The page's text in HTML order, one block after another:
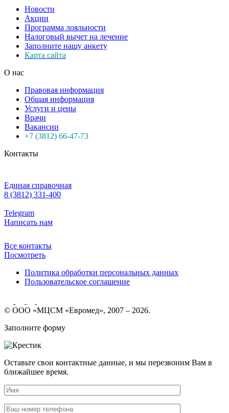
Новости
Акции
Программа лояльности
Налоговый вычет на лечение
Заполните нашу анкету
Карта сайта
О нас
Правовая информация
Общая информация
Услуги и цены
Врачи
Вакансии
+7 (3812) 66-47-73
Контакты
Единая справочная
8 (3812) 331-400
Telegram
Написать нам
Все контакты
Посмотреть
Политика обработки персональных данных
Пользовательское соглашение
© ООО «МЦСМ «Евромед», 2007 – 2026.
Заполните форму
Оставьте свои контактные данные, и мы перезвоним Вам в
ближайшее время.